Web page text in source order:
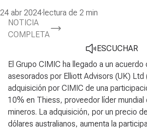
24 abr 2024· lectura de 2 min
NOTICIA
COMPLETA
ESCUCHAR
El Grupo CIMIC ha llegado a un
asesorados por Elliott Advisors (UK) Ltd
adquisición por CIMIC de una
10% en Thiess, proveedor líder mundial
mineros. La adquisición, por un precio
dólares australianos, aumenta la